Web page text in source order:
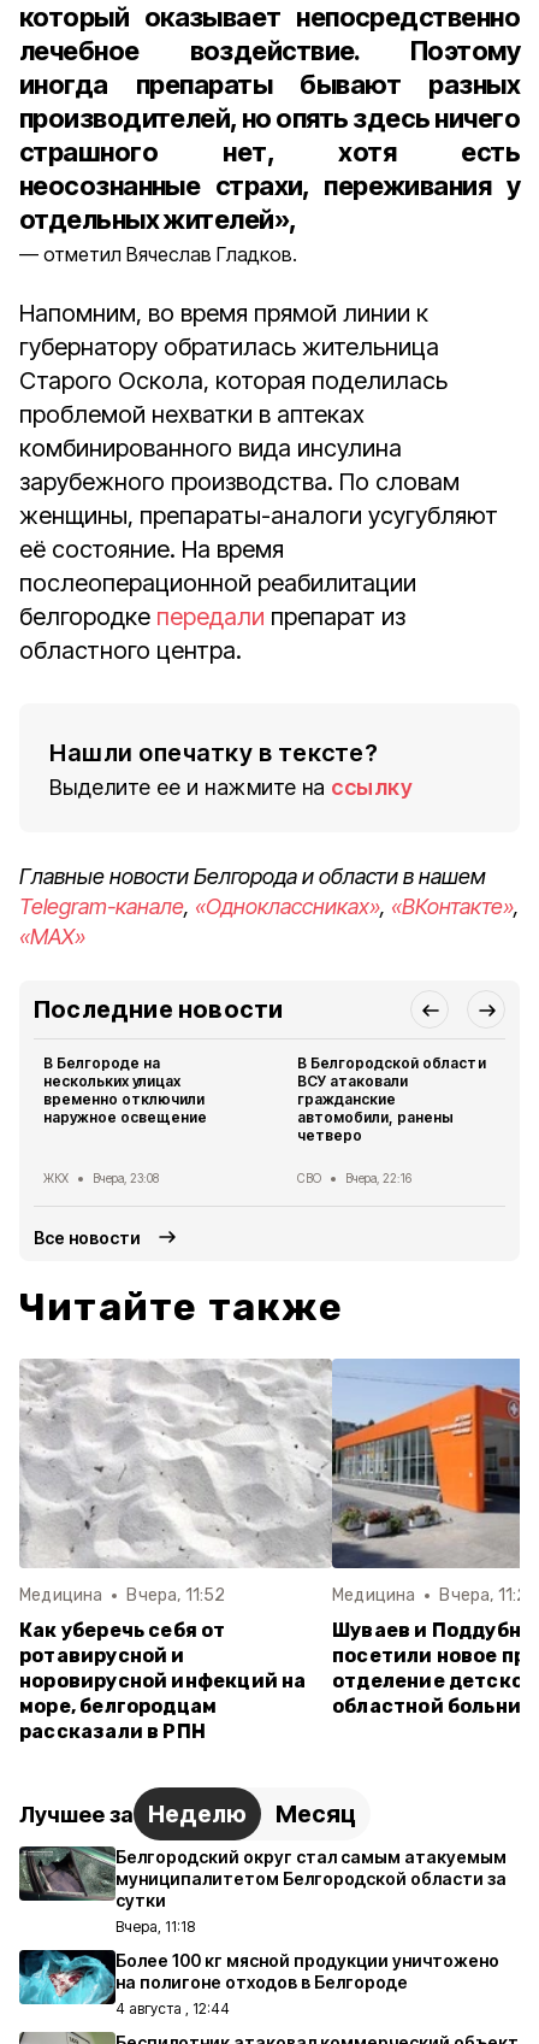
который оказывает непосредственно
лечебное воздействие. Поэтому
иногда препараты бывают разных
производителей, но опять здесь ничего
страшного нет, хотя есть
неосознанные страхи, переживания у
отдельных жителей»,
отметил Вячеслав Гладков.
Напомним, во время прямой линии к
губернатору обратилась жительница
Старого Оскола, которая поделилась
проблемой нехватки в аптеках
комбинированного вида инсулина
зарубежного производства. По словам
женщины, препараты-аналоги усугубляют
её состояние. На время
послеоперационной реабилитации
белгородке передали препарат из
областного центра.
Нашли опечатку в тексте?
Выделите ее и нажмите на ссылку
Главные новости Белгорода и области в нашем
Telegram-канале, «Одноклассниках», «ВКонтакте»,
«MAX»
Последние новости
В Белгороде на
нескольких улицах
временно отключили
наружное освещение
ЖКХ Вчера, 23:08
В Белгородской области
ВСУ атаковали
гражданские
автомобили, ранены
четверо
СВО Вчера, 22:16
Все новости
Читайте также
Медицина Вчера, 11:52
Как уберечь себя от
ротавирусной и
норовирусной инфекций на
море, белгородцам
рассказали в РПН
Медицина Вчера, 11:26
Шуваев и
посетили новое
отделение детской
областной
Лучшее за Неделю Месяц
Белгородский округ стал самым атакуемым
муниципалитетом Белгородской области за
сутки
Вчера, 11:18
Более 100 кг мясной продукции уничтожено
на полигоне отходов в Белгороде
4 августа , 12:44